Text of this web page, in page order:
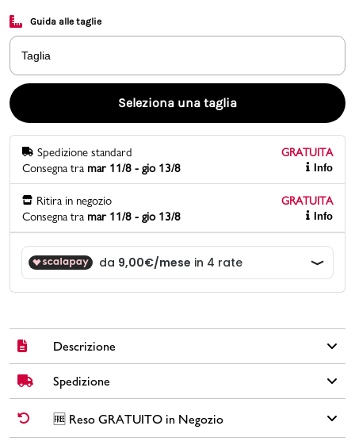
Accedi | Registrati
Promo & News
negozi
contatti
pcard
Gift card
Guida alle taglie
Taglia
Seleziona una taglia
Spedizione standard
GRATUITA
Consegna tra mar 11/8 - gio 13/8 Info
Ritira in negozio
GRATUITA
Consegna tra mar 11/8 - gio 13/8 Info
Descrizione
Le sneakers basse Kappa per bambina, in esclusiva per
PittaRosso, sono ideali per la quotidianità. Presentano una
tomaia realizzata in similpelle per assicurare resistenza e
comfort. Il design bianco è reso vivace dagli inserti iridescenti,
Spedizione
✅ Spedizione Standard GRATUITA DA € 30➡️ Consegna in
giornilavorativi. Per ordini inferiori a € 30,00 la Spedizione ha un
🆓 Reso GRATUITO in Negozio